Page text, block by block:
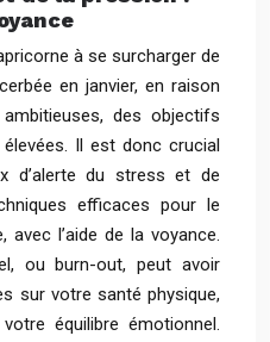
à se surcharger de
en janvier, en raison
des objectifs
Il est donc crucial
d’alerte du stress et de
efficaces pour le
avec l’aide de la voyance.
ou burn-out, peut avoir
sur votre santé physique,
équilibre émotionnel.